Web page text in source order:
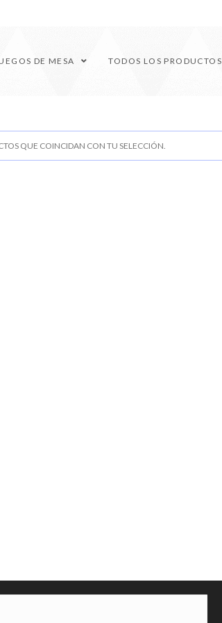
DE MESA TODOS LOS PRODUCTOS
QUE COINCIDAN CON TU SELECCIÓN.